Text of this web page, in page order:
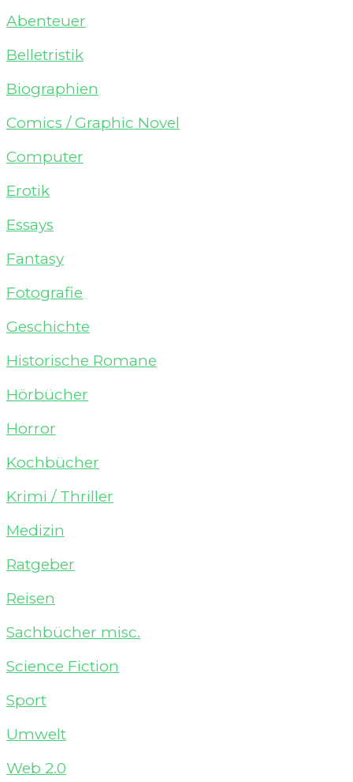
Abenteuer
Belletristik
Biographien
Comics / Graphic Novel
Computer
Erotik
Essays
Fantasy
Fotografie
Geschichte
Historische Romane
Hörbücher
Horror
Kochbücher
Krimi / Thriller
Medizin
Ratgeber
Reisen
Sachbücher misc.
Science Fiction
Sport
Umwelt
Web 2.0